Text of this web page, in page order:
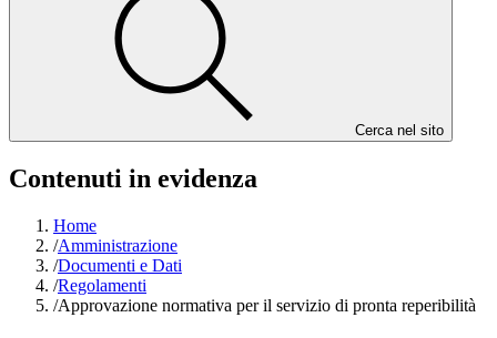
Cerca nel sito
Contenuti in evidenza
Home
/Amministrazione
/Documenti e Dati
/Regolamenti
/Approvazione normativa per il servizio di pronta reperibilità